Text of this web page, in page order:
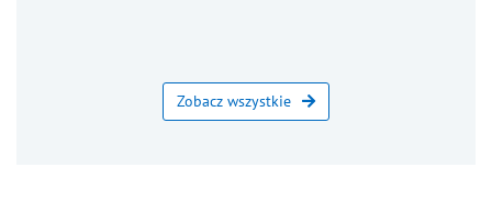
Zobacz wszystkie